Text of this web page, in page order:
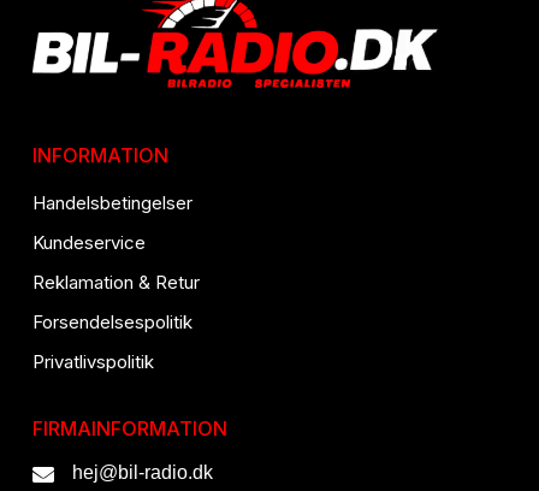
INFORMATION
Handelsbetingelser
Kundeservice
Reklamation & Retur
Forsendelsespolitik
Privatlivspolitik
FIRMAINFORMATION
hej@bil-radio.dk